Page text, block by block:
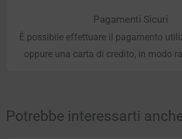
Pagamenti Sicuri
È possibile effettuare il pagamento
oppure una carta di credito, in modo
Potrebbe interessarti